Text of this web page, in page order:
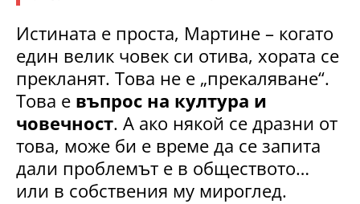
Истината е проста, Мартине – когато
един велик човек си отива, хората се
прекланят. Това не е „прекаляване“.
Това е въпрос на култура и
човечност. А ако някой се дразни от
това, може би е време да се запита
дали проблемът е в обществото…
или в собствения му мироглед.